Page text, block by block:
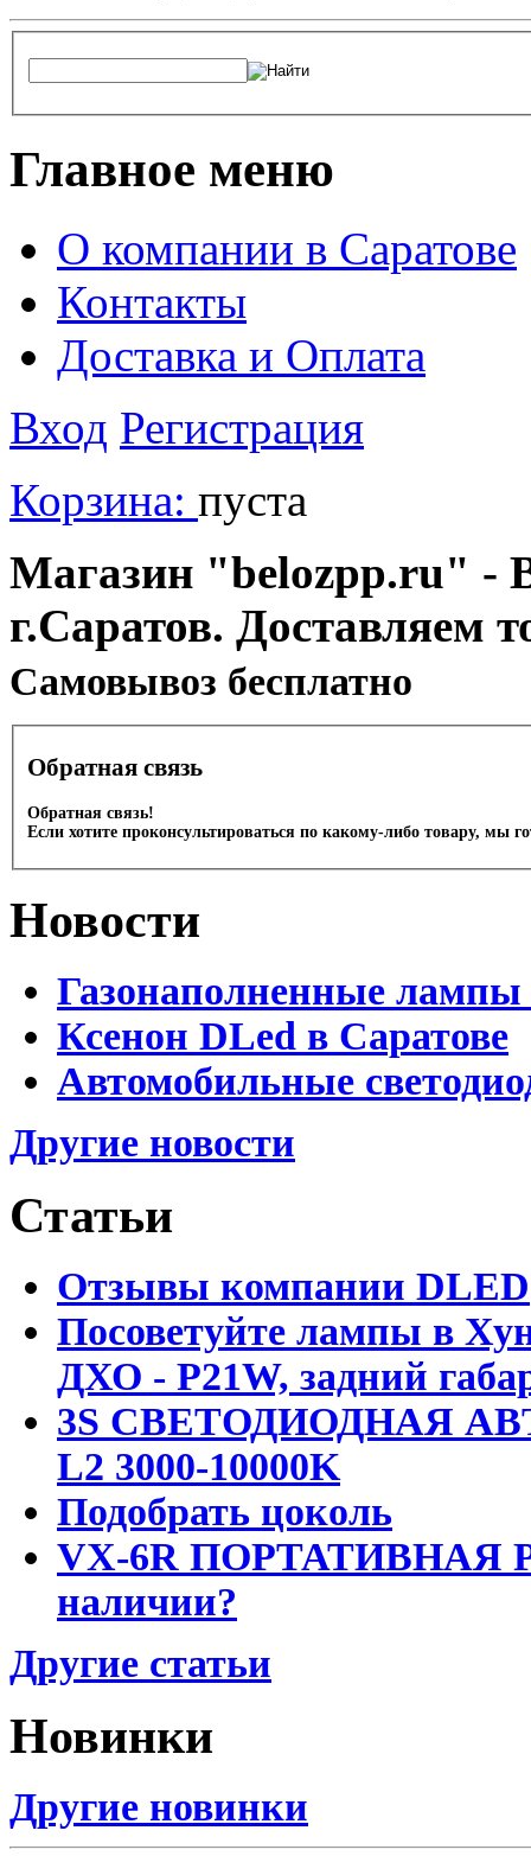
Главное меню
О компании в Саратове
Контакты
Доставка и Оплата
Вход Регистрация
Корзина: пуста
Магазин "belozpp.ru" -
г.Саратов. Доставляем
Cамовывоз бесплатно
Обратная связь
Обратная связь!
Если хотите проконсультироваться по какому-либо товару, мы
Новости
Газонаполненные лампы
Ксенон DLed в Саратове
Автомобильные
Другие новости
Статьи
Отзывы компании DLED
Посоветуйте лампы в
ДХО - P21W, задний
3S СВЕТОДИОДНАЯ
L2 3000-10000K
Подобрать цоколь
VX-6R ПОРТАТИВНАЯ
наличии?
Другие статьи
Новинки
Другие новинки